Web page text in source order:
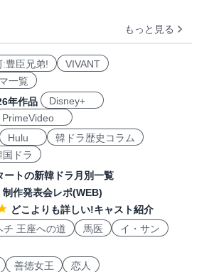
もっと見る
:豊臣兄弟!
VIVANT
一覧
年作品
Disney+
PrimeVideo
Hulu
韓ドラ歴史コラム
ドラ
ートの新韓ドラ月別一覧
制作発表会レポ(WEB)
どこよりも詳しい!キャスト紹介
チ 王座への道 馬医
イ・サン
善徳女王
恋人